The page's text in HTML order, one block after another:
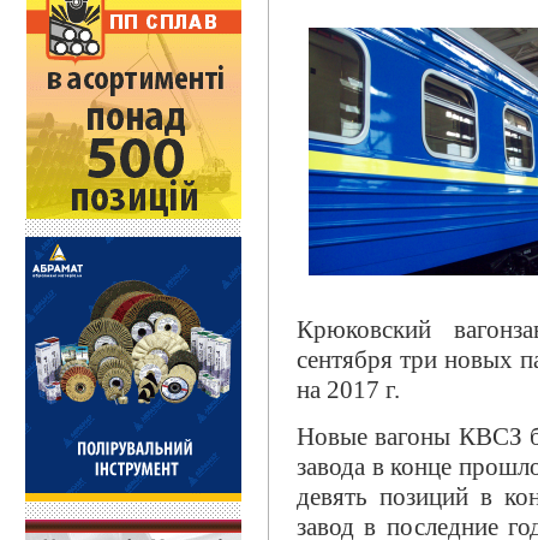
Крюковский
сентября три новых
на 2017 г.
Новые вагоны КВСЗ
завода в конце
девять позиций в
завод в последние